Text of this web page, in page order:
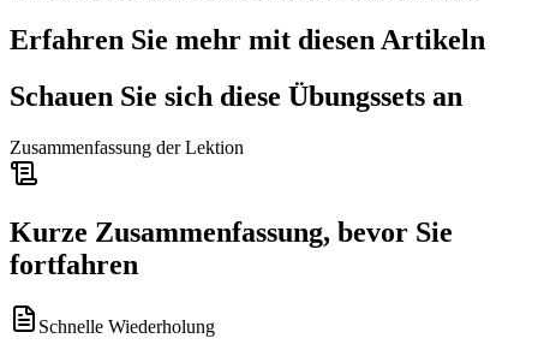
Erfahren Sie mehr mit diesen Artikeln
Schauen Sie sich diese Übungssets an
Zusammenfassung der Lektion
Kurze Zusammenfassung, bevor Sie
fortfahren
Schnelle Wiederholung